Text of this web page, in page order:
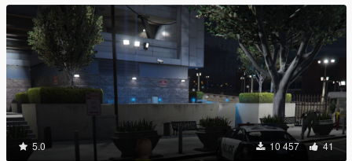
5.0 10 457 41